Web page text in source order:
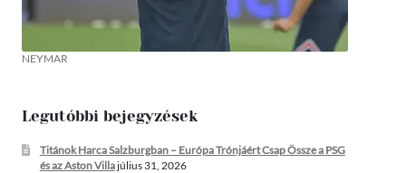
NEYMAR
Legutóbbi bejegyzések
Titánok Harca Salzburgban – Európa Trónjáért Csap Össze a PSG
és az Aston Villajúlius 31, 2026